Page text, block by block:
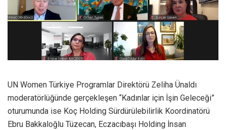
UN Women Türkiye Programlar Direktörü Zeliha Ünaldı
moderatörlüğünde gerçekleşen “Kadınlar için İşin Geleceği”
oturumunda ise Koç Holding Sürdürülebilirlik Koordinatörü
Ebru Bakkaloğlu Tüzecan, Eczacıbaşı Holding İnsan